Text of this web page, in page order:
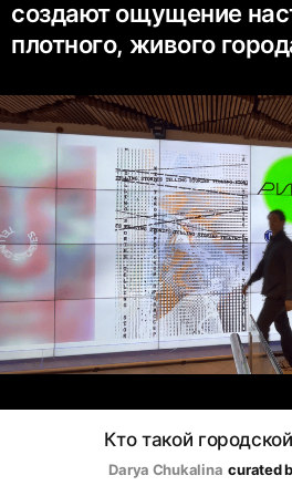
создают ощущение
плотного, живого
Кто такой
Darya Chukalina curated